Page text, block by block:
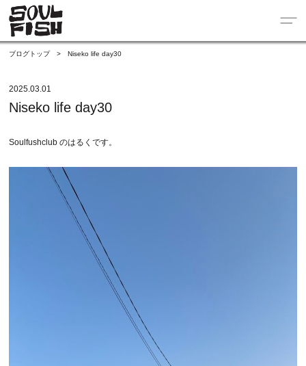
ブログトップ > Niseko life day30
2025.03.01
Niseko life day30
Soulfushclub のはるくです。